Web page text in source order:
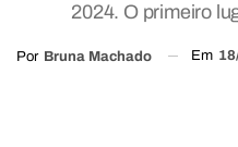
2024. O primeiro
Por Bruna Machado Em